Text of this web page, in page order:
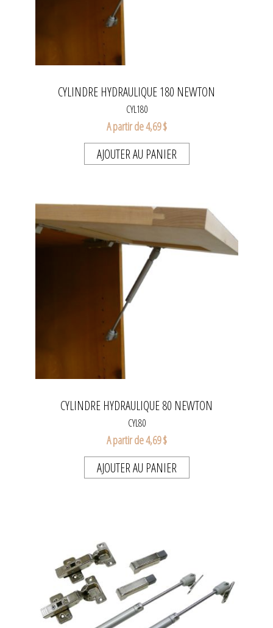
CYLINDRE HYDRAULIQUE 180 NEWTON
CYL180
A partir de 4,69 $
AJOUTER AU PANIER
CYLINDRE HYDRAULIQUE 80 NEWTON
CYL80
A partir de 4,69 $
AJOUTER AU PANIER